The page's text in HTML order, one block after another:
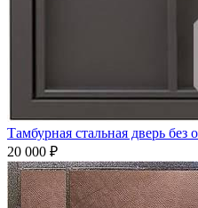
Тамбурная стальная дверь
20 000 ₽